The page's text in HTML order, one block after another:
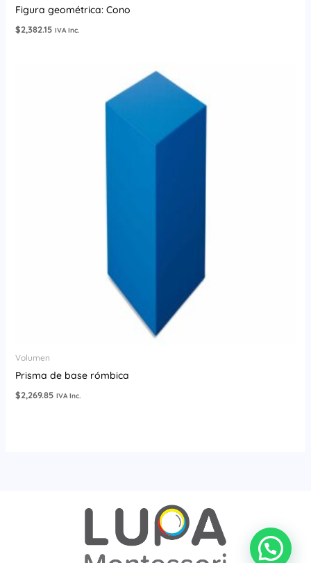
Figura geométrica: Cono
$2,382.15 IVA Inc.
Volumen
Prisma de base rómbica
$2,269.85 IVA Inc.